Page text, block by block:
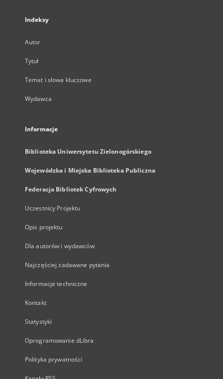
Indeksy
Autor
Tytuł
Temat i słowa kluczowe
Wydawca
Informacje
Biblioteka Uniwersytetu Zielonogórskiego
Wojewódzka i Miejska Biblioteka Publiczna
Federacja Bibliotek Cyfrowych
Uczestnicy Projektu
Opis projektu
Dla autorów i wydawców
Najczęściej zadawane pytania
Informacje techniczne
Kontakt
Statystyki
Oprogramowanie dLibra
Polityka prywatności